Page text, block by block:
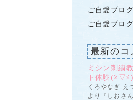
ご自愛ブロ
ご自愛ブロ
最新のコ
ミシン刺繍
ト体験
くろやなぎ え
より『しおさ